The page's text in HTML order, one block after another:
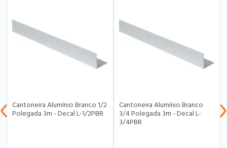
Cantoneira Alumínio Branco 1/2
Polegada 3m - Decal L-1/2PBR
Cantoneira Alumínio Branco
3/4 Polegada 3m - Decal L-
3/4PBR